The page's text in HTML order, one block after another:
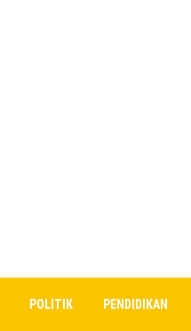
POLITIK PENDIDIKAN